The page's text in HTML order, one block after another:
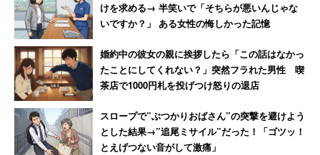
けを求める→ 半笑いで「そちらが悪いんじゃな
いですか？」 ある女性の悔しかった記憶
婚約中の彼女の親に挨拶したら「この話はなかっ
たことにしてくれない？」突然フラれた男性 喫
茶店で1000円札を投げつけ怒りの退店
スロープで”ぶつかりおばさん”の突撃を避けよう
とした結果→”追尾ミサイル”だった！「ゴツッ！
とえげつない音がして激痛」